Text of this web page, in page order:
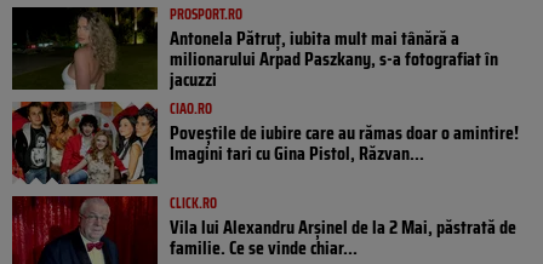
PROSPORT.RO
Antonela Pătruț, iubita mult mai tânără a
milionarului Arpad Paszkany, s-a fotografiat în
jacuzzi
CIAO.RO
Poveştile de iubire care au rămas doar o amintire!
Imagini tari cu Gina Pistol, Răzvan...
CLICK.RO
Vila lui Alexandru Arșinel de la 2 Mai, păstrată de
familie. Ce se vinde chiar...